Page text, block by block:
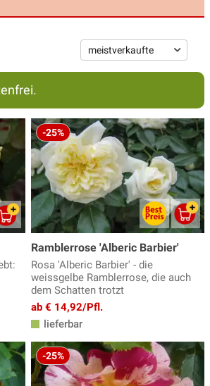
-25%
Ramblerrose 'Alberic Barbier'
Rosa 'Alberic Barbier' - die
weissgelbe Ramblerrose, die auch
dem Schatten trotzt
ab € 14,92/Pfl.
lieferbar
-25%